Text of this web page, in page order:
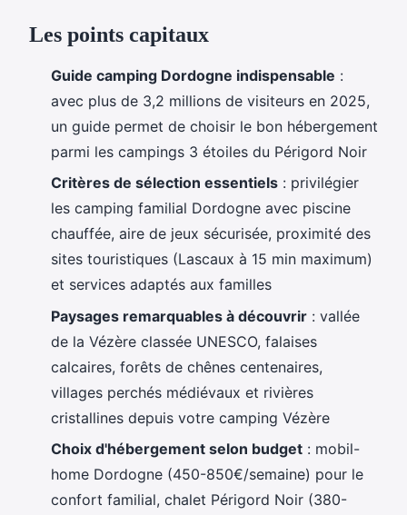
Les points capitaux
Guide camping Dordogne indispensable :
avec plus de 3,2 millions de visiteurs en 2025,
un guide permet de choisir le bon hébergement
parmi les campings 3 étoiles du Périgord Noir
Critères de sélection essentiels : privilégier
les camping familial Dordogne avec piscine
chauffée, aire de jeux sécurisée, proximité des
sites touristiques (Lascaux à 15 min maximum)
et services adaptés aux familles
Paysages remarquables à découvrir : vallée
de la Vézère classée UNESCO, falaises
calcaires, forêts de chênes centenaires,
villages perchés médiévaux et rivières
cristallines depuis votre camping Vézère
Choix d'hébergement selon budget : mobil-
home Dordogne (450-850€/semaine) pour le
confort familial, chalet Périgord Noir (380-